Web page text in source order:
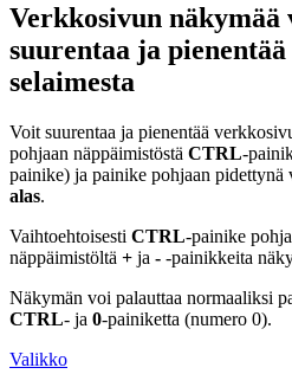
Verkkosivun näkymää
suurentaa ja
selaimesta
Voit suurentaa ja pienentää
pohjaan näppäimistöstä CTRL-
painike) ja painike pohjaan pidettynä
alas.
Vaihtoehtoisesti CTRL-painike
näppäimistöltä + ja - -painikkeita
Näkymän voi palauttaa normaaliksi
CTRL- ja 0-painiketta (numero 0).
Valikko